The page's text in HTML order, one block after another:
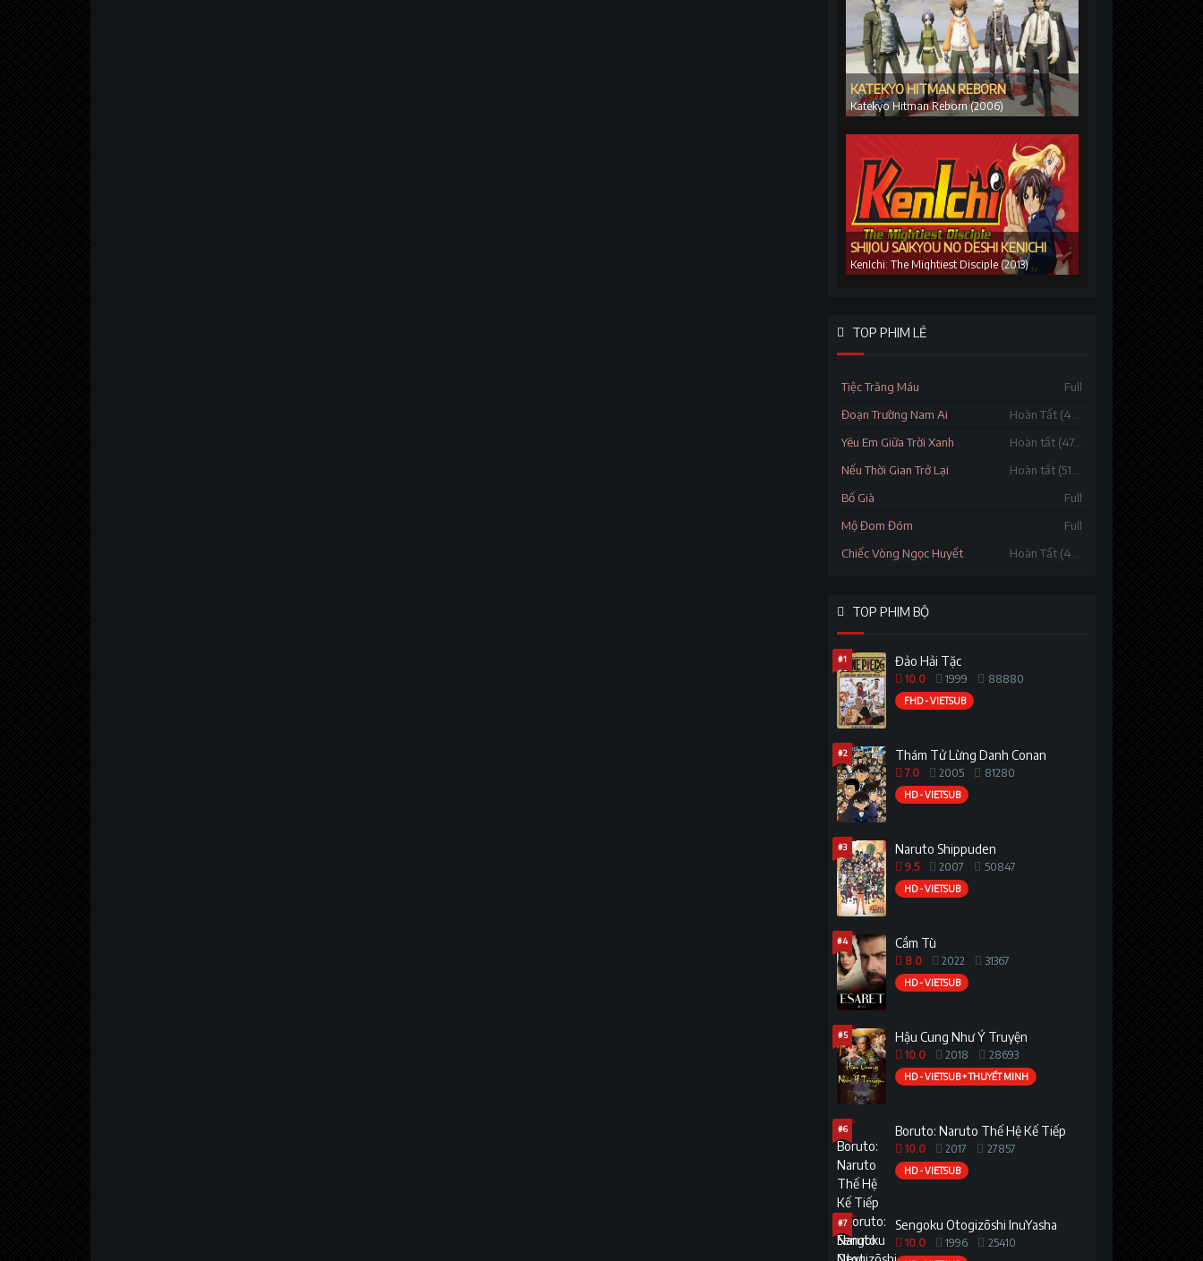
KATEKYO HITMAN REBORN
Katekyo Hitman Reborn (2006)
SHIJOU SAIKYOU NO DESHI KENICHI
KenIchi: The Mightiest Disciple (2013)
TOP PHIM LẺ
Tiệc Trăng Máu
Full
Đoạn Trường Nam Ai
Hoàn Tất (46/46)
Yêu Em Giữa Trời Xanh
Hoàn tất (47/47)
Nếu Thời Gian Trở Lại
Hoàn tất (51/51)
Bố Già
Full
Mộ Đom Đóm
Full
Chiếc Vòng Ngọc Huyết
Hoàn Tất (40/40)
TOP PHIM BỘ
#1 Đảo Hải Tặc
10.0 1999 88880
FHD - VIETSUB
#2 Thám Tử Lừng Danh Conan
7.0 2005 81280
HD - VIETSUB
#3 Naruto Shippuden
9.5 2007 50847
HD - VIETSUB
#4 Cầm Tù
8.0 2022 31367
HD - VIETSUB
#5 Hậu Cung Như Ý Truyện
10.0 2018 28693
HD - VIETSUB + THUYẾT MINH
#6 Boruto: Naruto Thế Hệ Kế Tiếp
10.0 2017 27857
HD - VIETSUB
#7 Sengoku Otogizōshi InuYasha
10.0 1996 25410